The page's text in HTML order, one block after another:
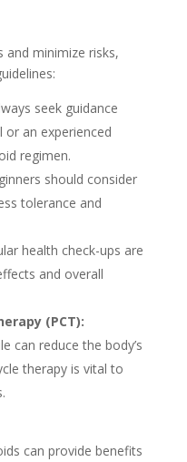
and minimize risks,
seek guidance
an experienced
regimen.
should consider
tolerance and
health check-ups are
and overall
(PCT):
can reduce the body’s
therapy is vital to
can provide benefits